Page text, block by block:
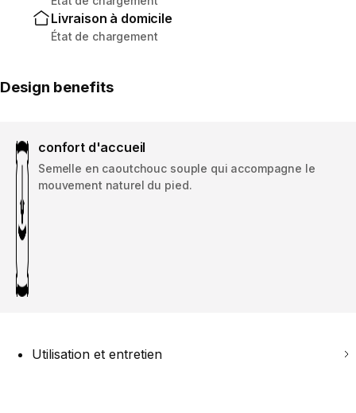
Livraison à domicile
État de chargement
Design benefits
confort d'accueil
Semelle en caoutchouc souple qui accompagne le
mouvement naturel du pied.
Utilisation et entretien